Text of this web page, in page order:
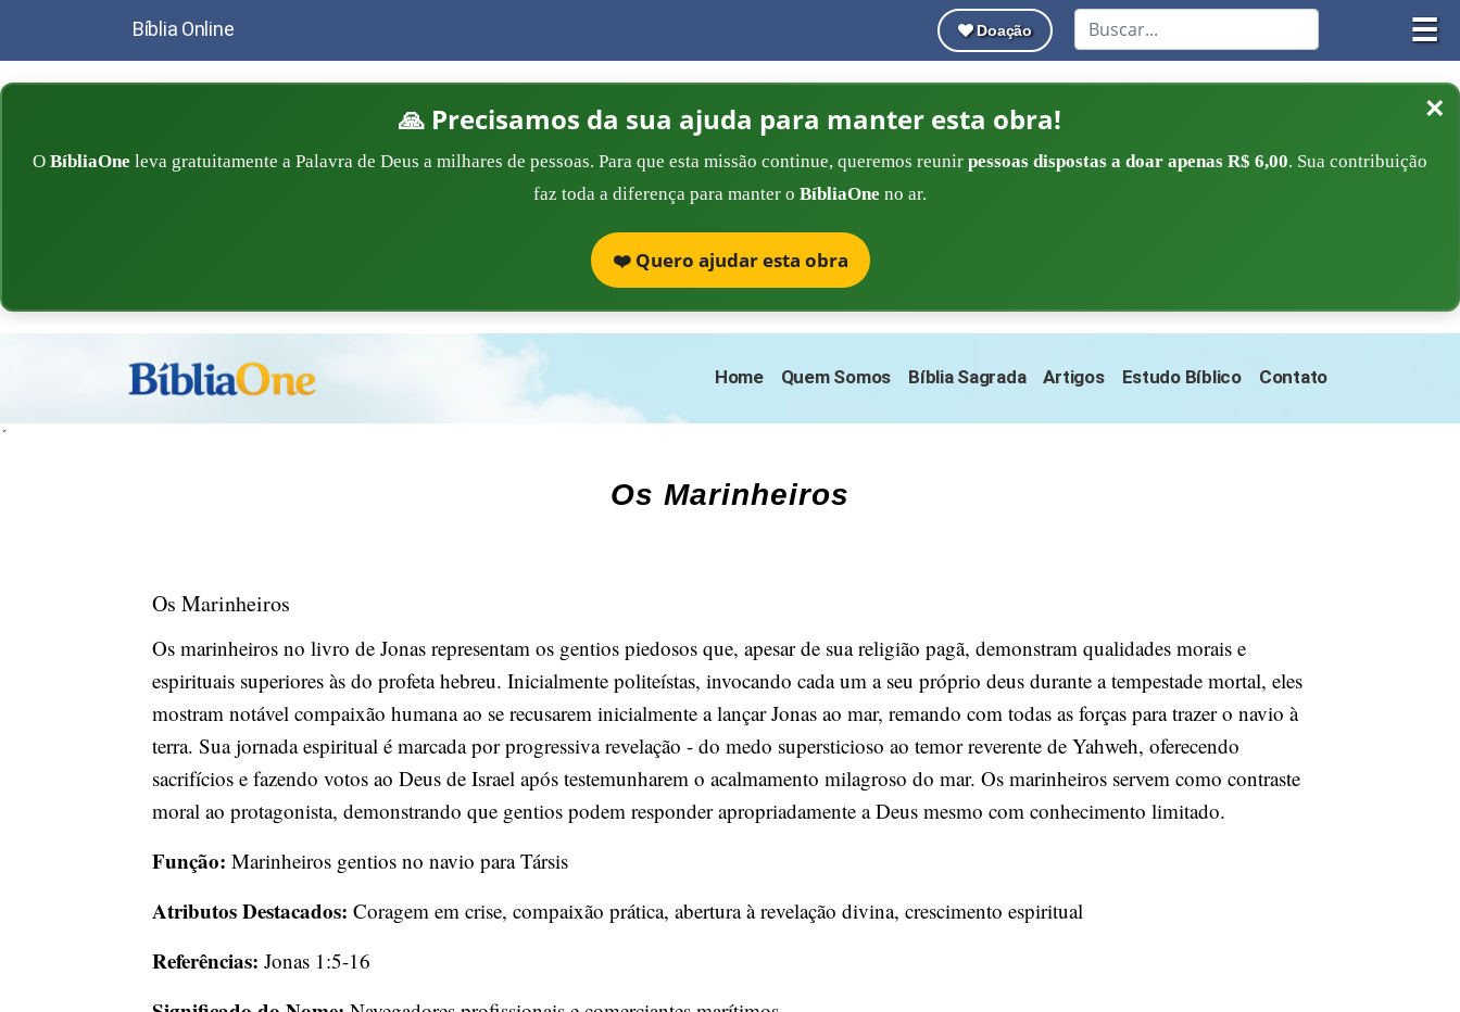
☰
Bíblia Online Doação
×
🙏 Precisamos da sua ajuda para manter esta obra!
O BíbliaOne leva gratuitamente a Palavra de Deus a milhares de pessoas. Para que esta missão continue, queremos reunir pessoas dispostas a doar apenas R$ 6,00. Sua contribuição
faz toda a diferença para manter o BíbliaOne no ar.
❤️ Quero ajudar esta obra
Home Quem Somos Bíblia Sagrada Artigos Estudo Bíblico Contato
´
Os Marinheiros
Os Marinheiros
Os marinheiros no livro de Jonas representam os gentios piedosos que, apesar de sua religião pagã, demonstram qualidades morais e
espirituais superiores às do profeta hebreu. Inicialmente politeístas, invocando cada um a seu próprio deus durante a tempestade mortal, eles
mostram notável compaixão humana ao se recusarem inicialmente a lançar Jonas ao mar, remando com todas as forças para trazer o navio à
terra. Sua jornada espiritual é marcada por progressiva revelação - do medo supersticioso ao temor reverente de Yahweh, oferecendo
sacrifícios e fazendo votos ao Deus de Israel após testemunharem o acalmamento milagroso do mar. Os marinheiros servem como contraste
moral ao protagonista, demonstrando que gentios podem responder apropriadamente a Deus mesmo com conhecimento limitado.
Função: Marinheiros gentios no navio para Társis
Atributos Destacados: Coragem em crise, compaixão prática, abertura à revelação divina, crescimento espiritual
Referências: Jonas 1:5-16